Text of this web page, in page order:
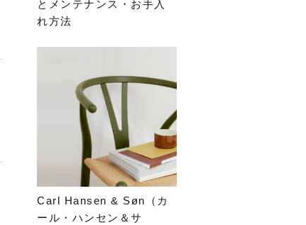
とメンテナンス・お手入
れ方法
Carl Hansen & Søn（カ
ール・ハンセン＆サ